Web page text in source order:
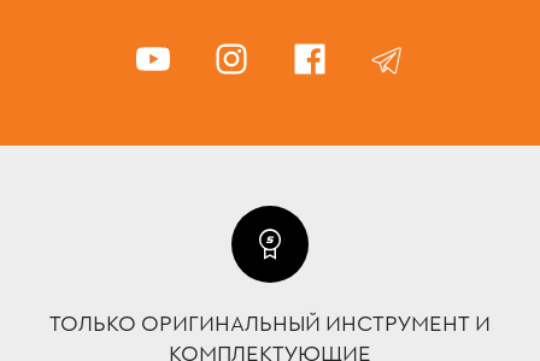
ТОЛЬКО ОРИГИНАЛЬНЫЙ ИНСТРУМЕНТ И